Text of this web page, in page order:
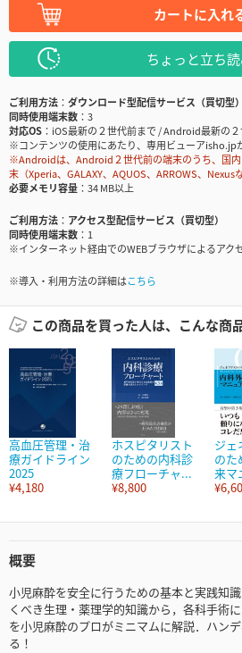
カートに入れ
ちょっと立ち
ご利用方法
ダウンロード型配信サービス（買切型）
同時使用端末数
3
対応OS
iOS最新の２世代前まで / Android最新の
※コンテンツの使用にあたり、専用ビューアisho.jp
※Androidは、Android２世代前の端末のうち、国
末（Xperia、GALAXY、AQUOS、ARROWS、
必要メモリ容量
34 MB以上
ご利用方法
アクセス型配信サービス（買切型）
同時使用端末数
1
※インターネット経由でのWEBブラウザによるアク
※導入・利用方法の詳細はこちら
この商品を買った人は、こんな商
高血圧管理・治
療ガイドライン
2025
¥4,180
ホスピタリスト
のための内科診
療フローチャ...
¥8,800
ジェ
のた
来マ
概要
小児麻酔を安全に行うための基本と実践知
くべき生理・薬理学的知識から，各科手術
を小児麻酔のプロがミニマムに解説．ハン
る！